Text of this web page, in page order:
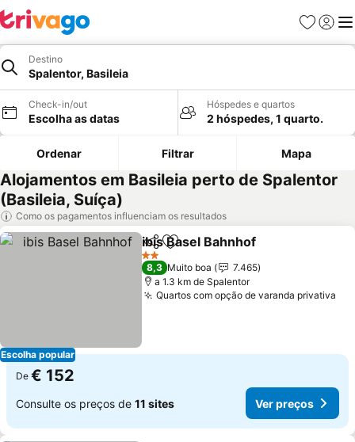
Favoritos
Iniciar
Destino
Spalentor, Basileia
Check-in/out
Escolha as datas
Hóspedes e quartos
2 hóspedes, 1 quarto.
Ordenar Filtrar Mapa
Alojamentos em Basileia perto de Spalentor
(Basileia, Suíça)
Como os pagamentos influenciam os resultados
Escolha popular
PartilharAdicionar aos favoritos
ibis Basel Bahnhof
2 Estrelas
8,3 Muito boa
7.465
a 1.3 km de Spalentor
Quartos com opção de varanda privativa
De € 152
Consulte os preços de 11 sites Ver preços